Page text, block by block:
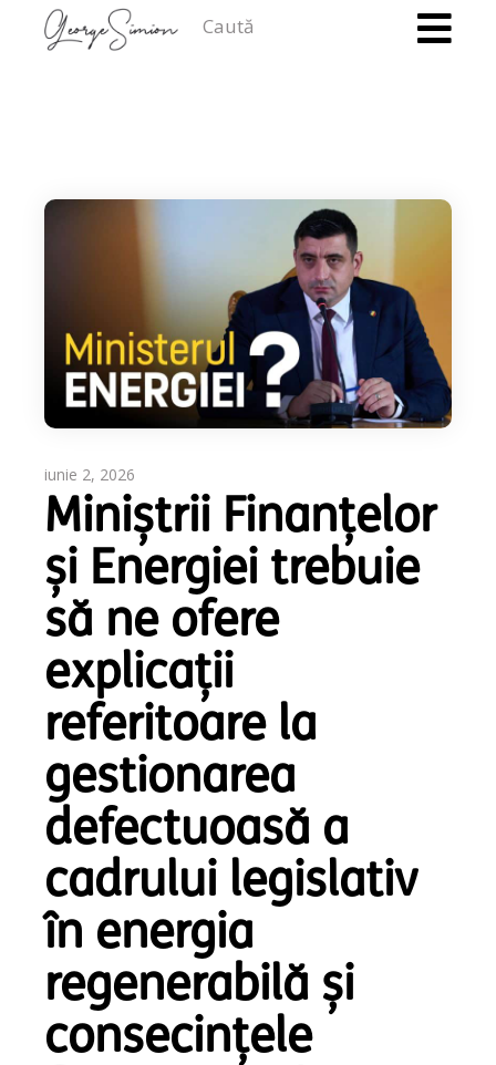
iunie 2, 2026
Miniștrii Finanțelor
și Energiei trebuie
să ne ofere
explicații
referitoare la
gestionarea
defectuoasă a
cadrului legislativ
în energia
regenerabilă și
consecințele